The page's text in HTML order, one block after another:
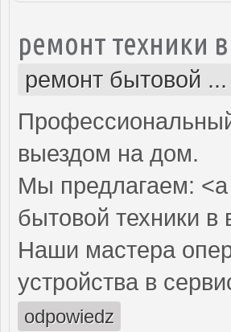
ремонт техники
ремонт бытовой
выездом на дом.
Мы предлагаем:
бытовой техники в
Наши мастера
устройства в
odpowiedz